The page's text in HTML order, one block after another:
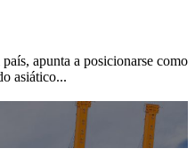
apunta a posicionarse como
asiático...